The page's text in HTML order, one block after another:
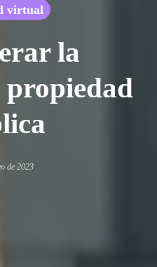
virtual
la
de 2023